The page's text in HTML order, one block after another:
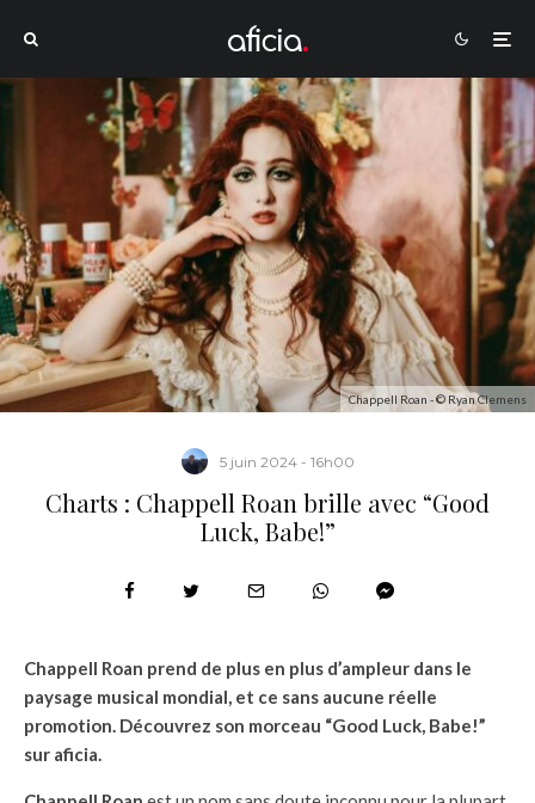
Chappell Roan - © Ryan Clemens
5 juin 2024 - 16h00
Charts : Chappell Roan brille avec “Good
Luck, Babe!”
Chappell Roan prend de plus en plus d’ampleur dans le
paysage musical mondial, et ce sans aucune réelle
promotion. Découvrez son morceau “Good Luck, Babe!”
sur aficia.